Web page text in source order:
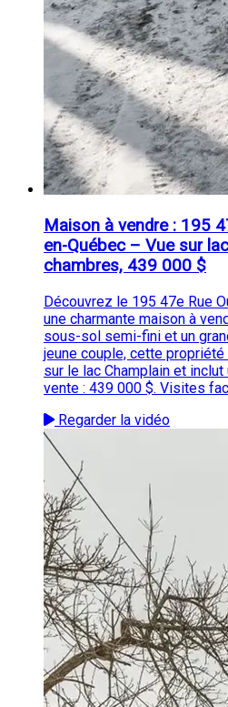
Maison à vendre : 195
en-Québec – Vue sur
chambres, 439 000 $
Découvrez le 195 47e Rue
une charmante maison à
sous-sol semi-fini et un
jeune couple, cette
sur le lac Champlain et
vente : 439 000 $. Visites
Regarder la vidéo